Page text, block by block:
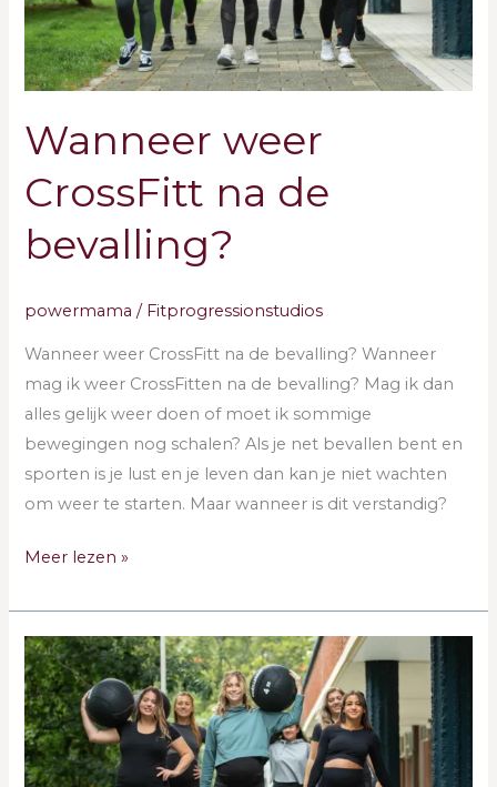
Wanneer weer
CrossFitt na de
bevalling?
powermama / Fitprogressionstudios
Wanneer weer CrossFitt na de bevalling? Wanneer
mag ik weer CrossFitten na de bevalling? Mag ik dan
alles gelijk weer doen of moet ik sommige
bewegingen nog schalen? Als je net bevallen bent en
sporten is je lust en je leven dan kan je niet wachten
om weer te starten. Maar wanneer is dit verstandig?
Meer lezen »
Hoeveel
mag
je
tillen
tijdens